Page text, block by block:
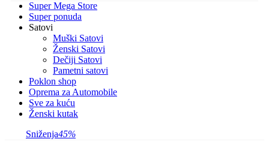
Super Mega Store
Super ponuda
Satovi
Muški Satovi
Ženski Satovi
Dečiji Satovi
Pametni satovi
Poklon shop
Oprema za Automobile
Sve za kuću
Ženski kutak
Sniženja45%